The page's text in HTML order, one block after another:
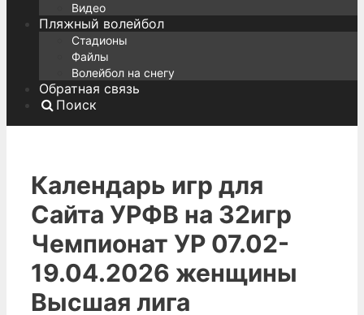
Видео
Пляжный волейбол
Стадионы
Файлы
Волейбол на снегу
Обратная связь
Поиск
Календарь игр для
Сайта УРФВ на 32игр
Чемпионат УР 07.02-
19.04.2026 женщины
Высшая лига